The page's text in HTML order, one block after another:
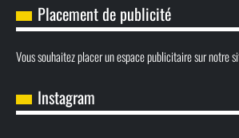
Placement de publicité
Vous souhaitez placer un espace publicitaire sur notre
Instagram